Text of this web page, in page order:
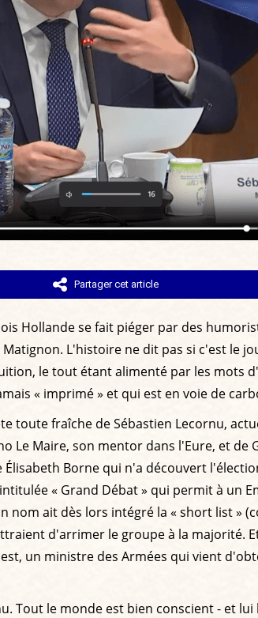
Partager cet article
Hollande se fait piéger par des
L'histoire ne dit pas si c'est le
le tout étant alimenté par les mots
« imprimé » et qui est en voie de
toute fraîche de Sébastien Lecornu,
Le Maire, son mentor dans l'Eure, et
Borne qui n'a découvert
« Grand Débat » qui permit à un
ait dès lors intégré la « short list »
d'arrimer le groupe à la majorité.
un ministre des Armées qui vient
Tout le monde est bien conscient - et